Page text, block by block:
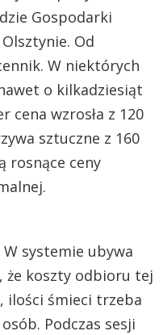
Gospodarki
Od
W niektórych
o kilkadziesiąt
cena wzrosła z 120
sztuczne z 160
rosnące ceny
systemie ubywa
że koszty odbioru tej
ilości śmieci trzeba
Podczas sesji